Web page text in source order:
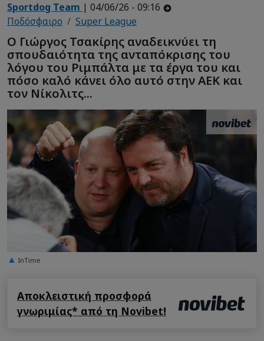
Sportdog Team | 04/06/26 - 09:16
Ποδόσφαιρο
Super League
Ο Γιώργος Τσακίρης αναδεικνύει τη
σπουδαιότητα της ανταπόκρισης του
λόγου του Ριμπάλτα με τα έργα του και
πόσο καλό κάνει όλο αυτό στην ΑΕΚ και
τον Νίκολιτς...
InTime
Αποκλειστική προσφορά
γνωριμίας* από τη Novibet!